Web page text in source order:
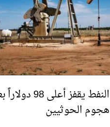
النفط يقفز أعلى 98
هجوم الحوثيين